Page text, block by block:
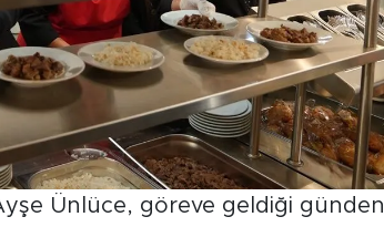
Ünlüce, göreve geldiği günden